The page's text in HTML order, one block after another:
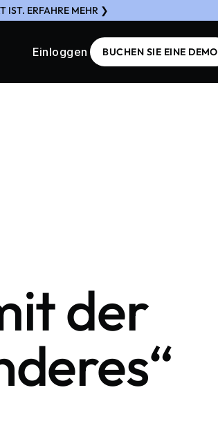
IST. ERFAHRE MEHR ❯
Einloggen BUCHEN SIE EINE DEMO
der